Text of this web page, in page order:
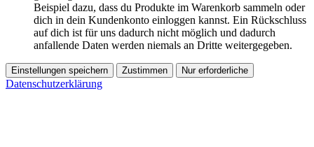
Beispiel dazu, dass du Produkte im Warenkorb sammeln oder
dich in dein Kundenkonto einloggen kannst. Ein Rückschluss
auf dich ist für uns dadurch nicht möglich und dadurch
anfallende Daten werden niemals an Dritte weitergegeben.
Einstellungen speichern Zustimmen Nur erforderliche
Datenschutzerklärung